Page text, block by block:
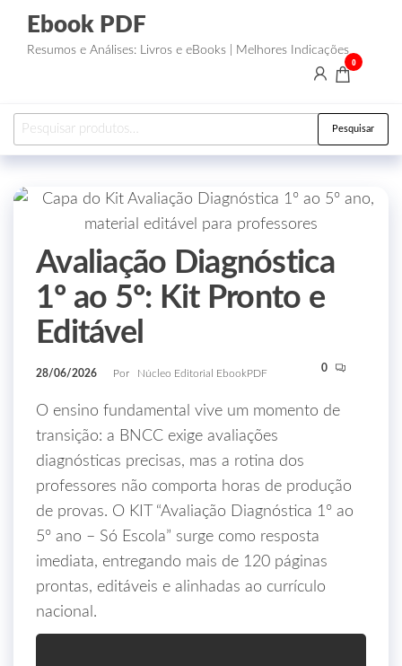
Ebook PDF
Resumos e Análises: Livros e eBooks | Melhores Indicações
0
Pesquisar
Avaliação Diagnóstica
1º ao 5º: Kit Pronto e
Editável
28/06/2026 Por Núcleo Editorial EbookPDF 0
O ensino fundamental vive um momento de
transição: a BNCC exige avaliações
diagnósticas precisas, mas a rotina dos
professores não comporta horas de produção
de provas. O KIT “Avaliação Diagnóstica 1º ao
5º ano – Só Escola” surge como resposta
imediata, entregando mais de 120 páginas
prontas, editáveis e alinhadas ao currículo
nacional.